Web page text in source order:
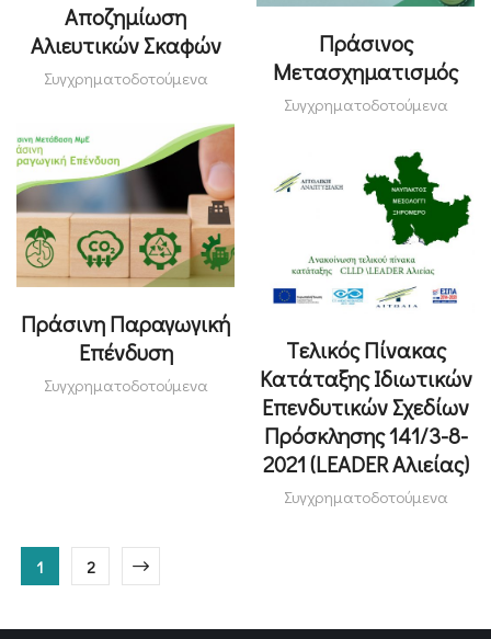
Αποζημίωση
Αλιευτικών Σκαφών
Συγχρηματοδοτούμενα
Πράσινος
Μετασχηματισμός
Συγχρηματοδοτούμενα
Πράσινη Παραγωγική
Επένδυση
Συγχρηματοδοτούμενα
Tελικός Πίνακας
Κατάταξης Ιδιωτικών
Επενδυτικών Σχεδίων
Πρόσκλησης 141/3-8-
2021 (LEADER Aλιείας)
Συγχρηματοδοτούμενα
1 2